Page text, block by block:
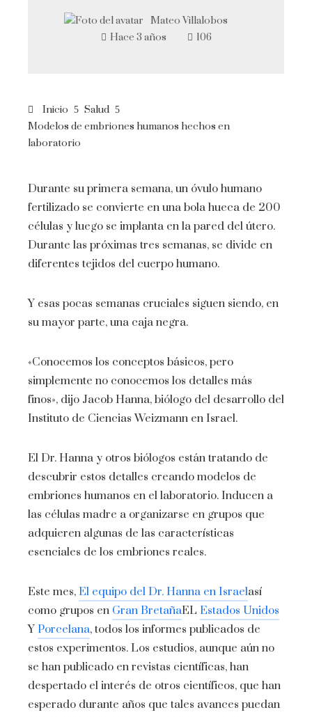
Mateo Villalobos
Hace 3 años
106
Inicio
Salud
Modelos de embriones humanos hechos en
laboratorio
Durante su primera semana, un óvulo humano
fertilizado se convierte en una bola hueca de 200
células y luego se implanta en la pared del útero.
Durante las próximas tres semanas, se divide en
diferentes tejidos del cuerpo humano.
Y esas pocas semanas cruciales siguen siendo, en
su mayor parte, una caja negra.
«Conocemos los conceptos básicos, pero
simplemente no conocemos los detalles más
finos», dijo Jacob Hanna, biólogo del desarrollo del
Instituto de Ciencias Weizmann en Israel.
El Dr. Hanna y otros biólogos están tratando de
descubrir estos detalles creando modelos de
embriones humanos en el laboratorio. Inducen a
las células madre a organizarse en grupos que
adquieren algunas de las características
esenciales de los embriones reales.
Este mes, El equipo del Dr. Hanna en Israelasí
como grupos en Gran BretañaEL Estados Unidos
Y Porcelana, todos los informes publicados de
estos experimentos. Los estudios, aunque aún no
se han publicado en revistas científicas, han
despertado el interés de otros científicos, que han
esperado durante años que tales avances puedan